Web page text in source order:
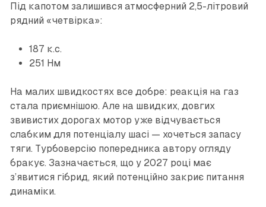
Під капотом залишився атмосферний 2,5-літровий
рядний «четвірка»:
187 к.с.
251 Нм
На малих швидкостях все добре: реакція на газ
стала приємнішою. Але на швидких, довгих
звивистих дорогах мотор уже відчувається
слабким для потенціалу шасі — хочеться запасу
тяги. Турбоверсію попередника автору огляду
бракує. Зазначається, що у 2027 році має
з’явитися гібрид, який потенційно закриє питання
динаміки.